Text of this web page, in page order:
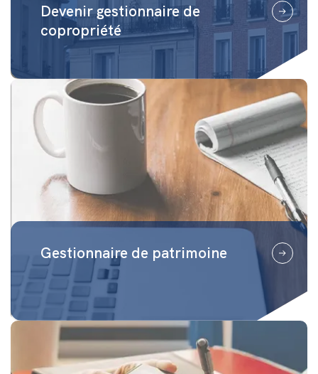
Devenir gestionnaire de
copropriété
Gestionnaire de patrimoine